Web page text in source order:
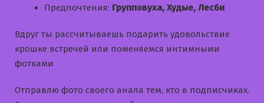
Предпочтения: Групповуха, Худые, Лесби
Вдруг ты рассчитываешь подарить удовольствие
крошке встречей или поменяемся интимными
фотками
Отправлю фото своего анала тем, кто в подписчиках.